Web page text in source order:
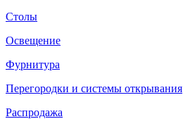
Столы
Освещение
Фурнитура
Перегородки и системы открывания
Распродажа